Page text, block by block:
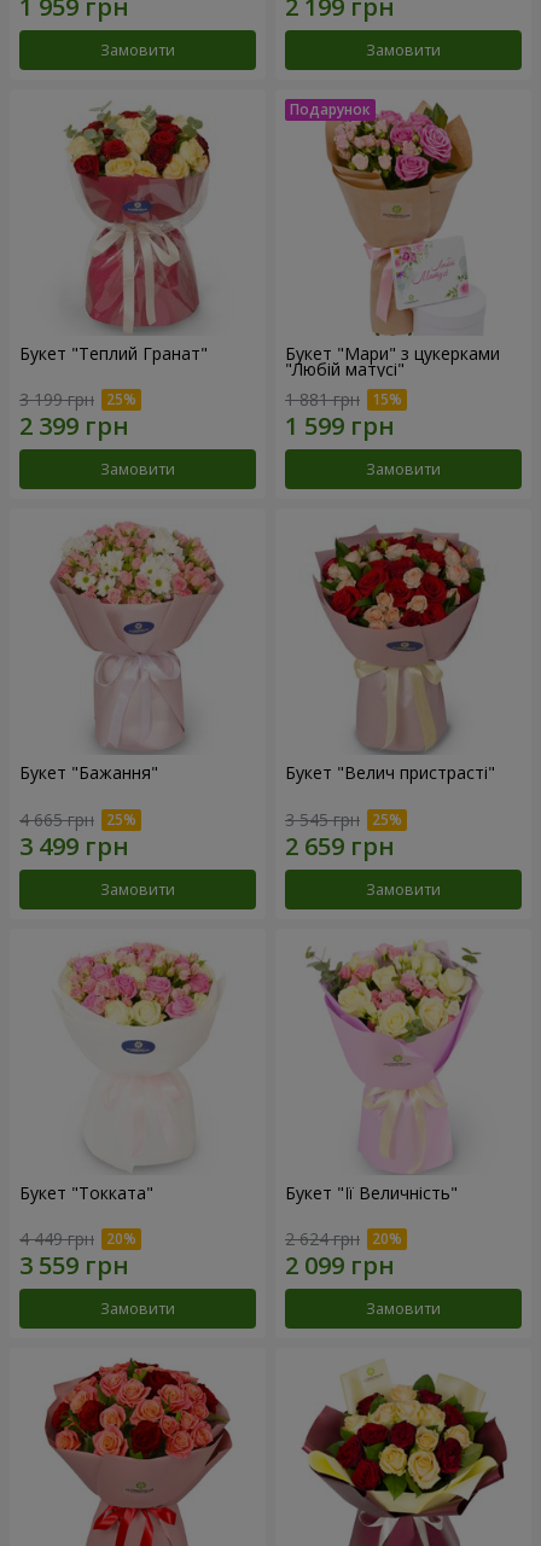
Замовити Замовити
Букет "Теплий Гранат"
3 199 грн
Замовити
Букет "Мари" з цукерками
"Любій матусі"
1 881 грн
Замовити
Букет "Бажання"
4 665 грн
Замовити
Букет "Велич пристрасті"
3 545 грн
Замовити
Букет "Токката"
4 449 грн
Замовити
Букет "Її Величність"
2 624 грн
Замовити